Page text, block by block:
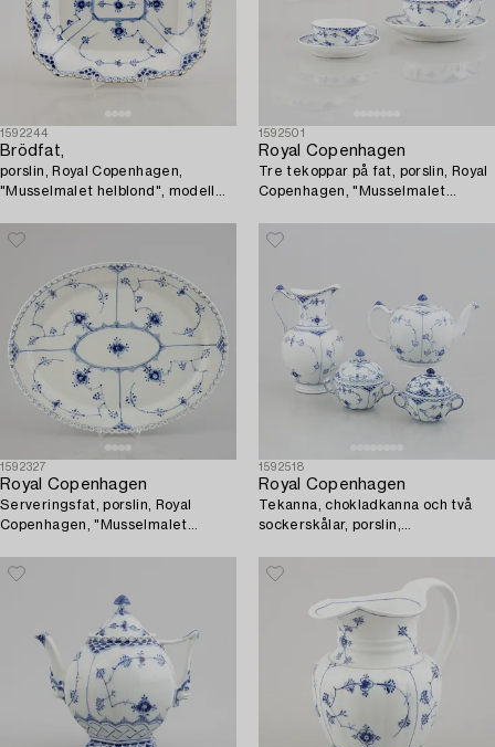
1592244
Brödfat,
porslin, Royal Copenhagen,
"Musselmalet helblond", modell
1592501
Royal Copenhagen
Tre tekoppar på fat, porslin, Royal
Copenhagen, "Musselmalet
1823-1900.
1592327
Royal Copenhagen
Serveringsfat, porslin, Royal
Copenhagen, "Musselmalet
1592518
Royal Copenhagen
Tekanna, chokladkanna och två
sockerskålar, porslin,
Copenhagen, 1898-1923 och
senare.